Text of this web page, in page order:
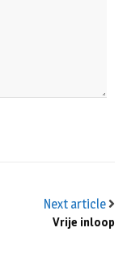
Next article
Vrije inloop